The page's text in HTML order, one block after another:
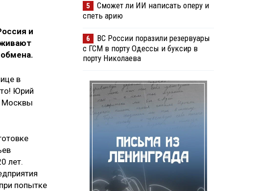
и
в
Юрий
Москвы
лет.
попытке
5
Сможет ли ИИ написать оперу и
спеть арию
6
ВС России поразили резервуары
с ГСМ в порту Одессы и буксир в
порту Николаева